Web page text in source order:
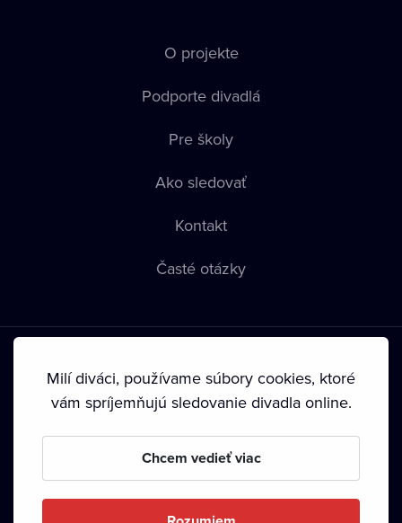
O projekte
Podporte divadlá
Pre školy
Ako sledovať
Kontakt
Časté otázky
používania Cookies• Autorské práva
Milí diváci, používame súbory cookies, ktoré
vám spríjemňujú sledovanie divadla online.
Chcem vedieť viac